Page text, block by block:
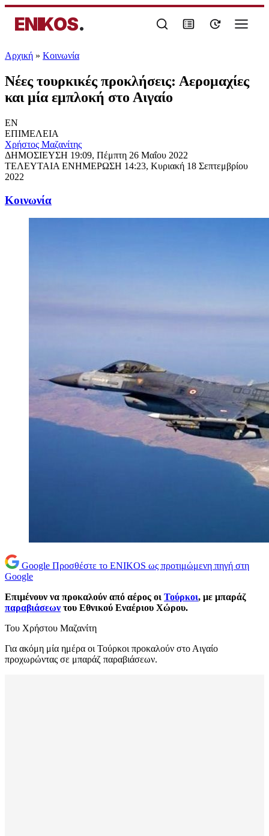
ENIKOS.
Αρχική » Κοινωνία
Νέες τουρκικές προκλήσεις: Αερομαχίες
και μία εμπλοκή στο Αιγαίο
EN
ΕΠΙΜΕΛΕΙΑ
Χρήστος Μαζανίτης
ΔΗΜΟΣΙΕΥΣΗ 19:09, Πέμπτη 26 Μαΐου 2022
ΤΕΛΕΥΤΑΙΑ ΕΝΗΜΕΡΩΣΗ 14:23, Κυριακή 18 Σεπτεμβρίου
2022
Κοινωνία
Google Προσθέστε το ENIKOS ως προτιμώμενη πηγή στη
Google
Επιμένουν να προκαλούν από αέρος οι Τούρκοι, με μπαράζ
παραβιάσεων του Εθνικού Εναέριου Χώρου.
Του Χρήστου Μαζανίτη
Για ακόμη μία ημέρα οι Τούρκοι προκαλούν στο Αιγαίο
προχωρώντας σε μπαράζ παραβιάσεων.